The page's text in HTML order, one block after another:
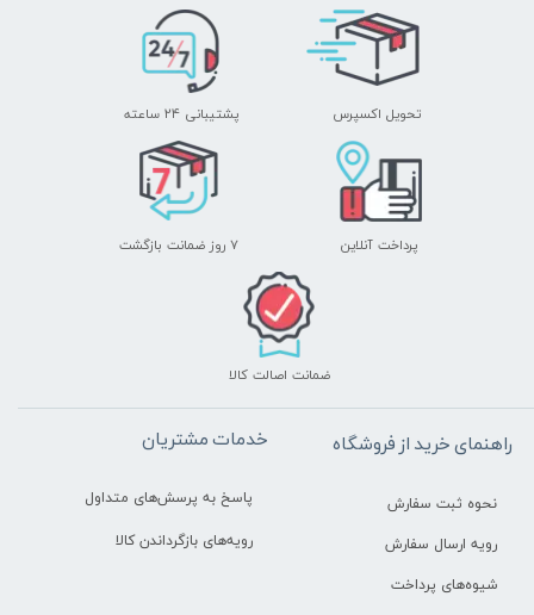
تحویل اکسپرس پشتیبانی ۲۴ ساعته
پرداخت آنلاین ۷ روز ضمانت بازگشت
ضمانت اصالت کالا
راهنمای خرید از فروشگاه
نحوه ثبت سفارش
رویه ارسال سفارش
شیوه‌های پرداخت
خدمات مشتریان
پاسخ به پرسش‌های متداول
رویه‌های بازگرداندن کالا